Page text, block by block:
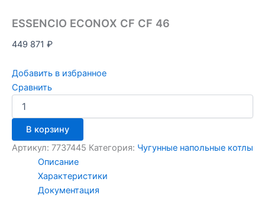
ESSENCIO ECONOX CF CF 46
449 871 ₽
Добавить в избранное
Сравнить
В корзину
Артикул: 7737445 Категория: Чугунные напольные котлы
Описание
Характеристики
Документация